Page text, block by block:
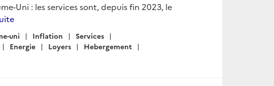
Uni : les services sont, depuis fin 2023, le
uni Inflation
Services
Energie Loyers
Hebergement